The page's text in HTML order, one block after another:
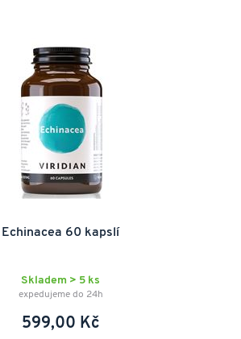
Echinacea 60 kapslí
Skladem > 5 ks
expedujeme do 24h
599,00 Kč